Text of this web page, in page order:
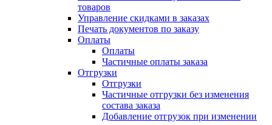
товаров
Управление скидками в заказах
Печать документов по заказу
Оплаты
Оплаты
Частичные оплаты заказа
Отгрузки
Отгрузки
Частичные отгрузки без изменения
состава заказа
Добавление отгрузок при изменении